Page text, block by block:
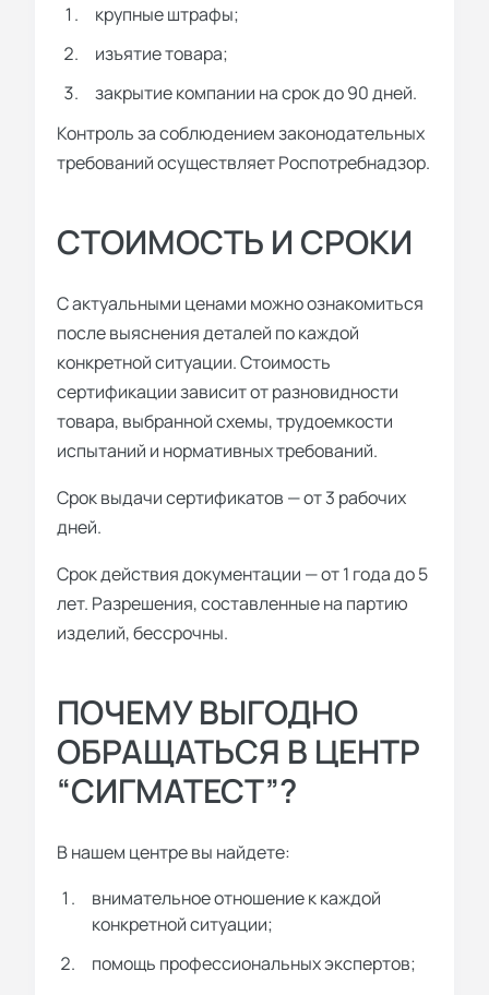
крупные штрафы;
изъятие товара;
закрытие компании на срок до 90 дней.
Контроль за соблюдением законодательных
требований осуществляет Роспотребнадзор.
СТОИМОСТЬ И СРОКИ
С актуальными ценами можно ознакомиться
после выяснения деталей по каждой
конкретной ситуации. Стоимость
сертификации зависит от разновидности
товара, выбранной схемы, трудоемкости
испытаний и нормативных требований.
Срок выдачи сертификатов — от 3 рабочих
дней.
Срок действия документации — от 1 года до 5
лет. Разрешения, составленные на партию
изделий, бессрочны.
ПОЧЕМУ ВЫГОДНО
ОБРАЩАТЬСЯ В ЦЕНТР
“СИГМАТЕСТ”?
В нашем центре вы найдете:
внимательное отношение к каждой
конкретной ситуации;
помощь профессиональных экспертов;